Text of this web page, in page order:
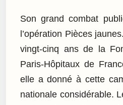
Son grand combat
l’opération Pièces
vingt-cinq ans de la
Paris-Hôpitaux de
elle a donné à cette
nationale considérable.